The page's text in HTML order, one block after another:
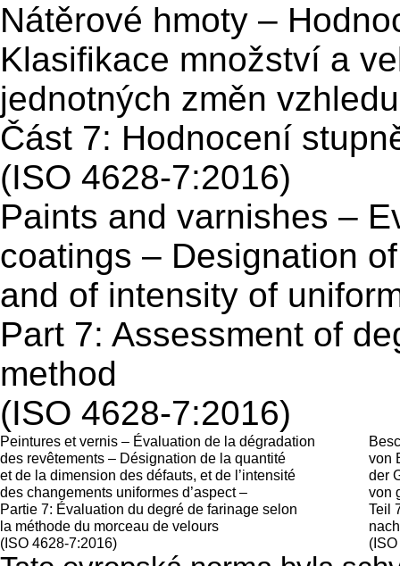
Nátěrové hmoty –
Klasifikace množství a
jednotných změn
Část 7: Hodnocení
(ISO 4628-7:2016)
Paints and varnishes –
coatings – Designation
and of intensity of
Part 7: Assessment of
method
(ISO 4628-7:2016)
Peintures et vernis – Évaluation de la dégradation
des revêtements – Désignation de la quantité
et de la dimension des défauts, et de l’intensité
des changements uniformes d’aspect –
Partie 7: Évaluation du degré de farinage selon
la méthode du morceau de velours
(ISO 4628-7:2016)
von
der
von
Teil